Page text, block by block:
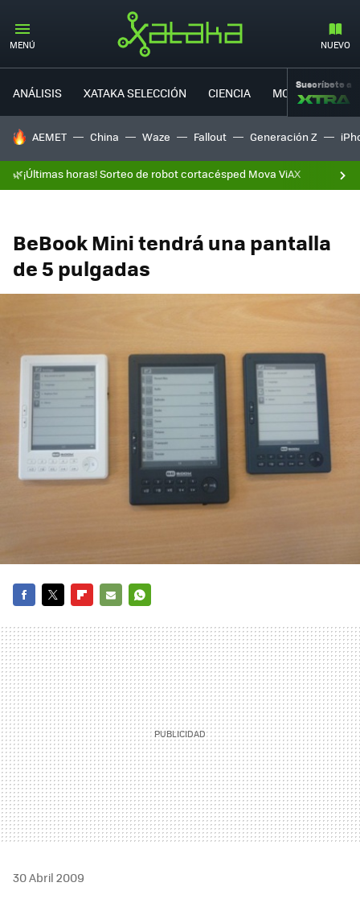
MENÚ NUEVO
ANÁLISIS XATAKA SELECCIÓN CIENCIA MOVILIDAD
Suscríbete a
HOY SE HABLA DE
AEMET China Waze Fallout Generación Z
🌿¡Últimas horas! Sorteo de robot cortacésped Mova ViAX
BeBook Mini tendrá una pantalla
de 5 pulgadas
MAIL
30 Abril 2009